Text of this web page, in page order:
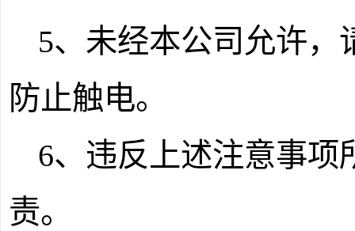
5、未经本公司允许，
防止触电。
6、违反上述注意事项
责。